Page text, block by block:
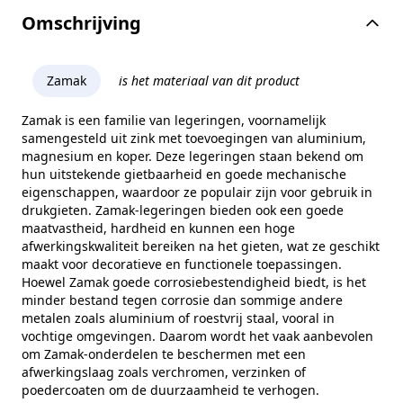
Montage
Op vlakke ondergrond
Vorm
Rechthoekig
Inclusief borgpen
Nee
Inclusief borgplaat
Ja
Hoogte
70 mm
Merk
RVS Products
Model
2400
Omschrijving
Zamak is het materiaal van dit product
Zamak is een familie van legeringen, voornamelijk
samengesteld uit zink met toevoegingen van aluminium,
magnesium en koper. Deze legeringen staan bekend om
hun uitstekende gietbaarheid en goede mechanische
eigenschappen, waardoor ze populair zijn voor gebruik in
drukgieten. Zamak-legeringen bieden ook een goede
maatvastheid, hardheid en kunnen een hoge
afwerkingskwaliteit bereiken na het gieten, wat ze geschikt
maakt voor decoratieve en functionele toepassingen.
Hoewel Zamak goede corrosiebestendigheid biedt, is het
minder bestand tegen corrosie dan sommige andere
metalen zoals aluminium of roestvrij staal, vooral in
vochtige omgevingen. Daarom wordt het vaak aanbevolen
om Zamak-onderdelen te beschermen met een
afwerkingslaag zoals verchromen, verzinken of
poedercoaten om de duurzaamheid te verhogen.